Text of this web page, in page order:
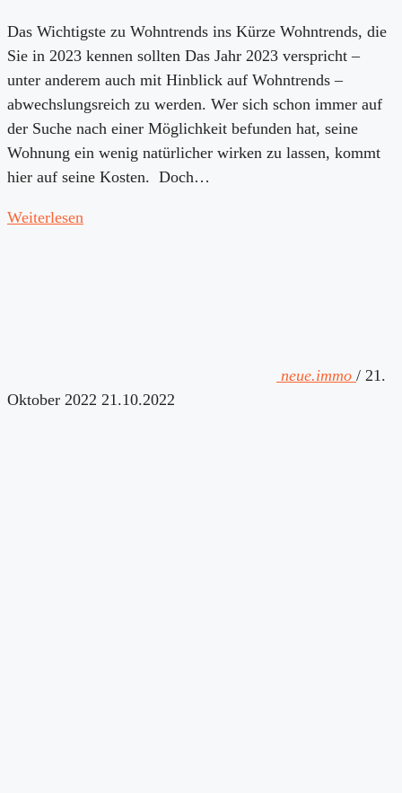
Das Wichtigste zu Wohntrends ins Kürze Wohntrends, die
Sie in 2023 kennen sollten Das Jahr 2023 verspricht –
unter anderem auch mit Hinblick auf Wohntrends –
abwechslungsreich zu werden. Wer sich schon immer auf
der Suche nach einer Möglichkeit befunden hat, seine
Wohnung ein wenig natürlicher wirken zu lassen, kommt
hier auf seine Kosten. Doch…
Weiterlesen
neue.immo / 21.
Oktober 2022 21.10.2022